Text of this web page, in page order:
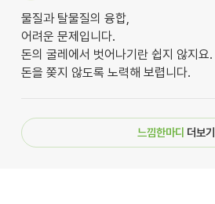
물질과 탈물질의 융합,
어려운 문제입니다.
돈의 굴레에서 벗어나기란 쉽지 않지요.
돈을 쫒지 않도록 노력해 보렵니다.
느낌한마디 더보기